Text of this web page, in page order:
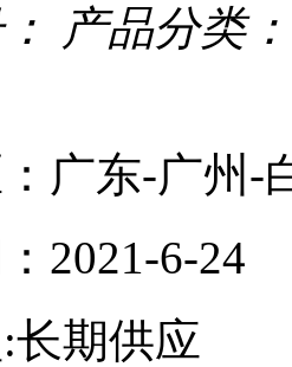
产品分类
广东-广州-
2021-6-24
长期供应